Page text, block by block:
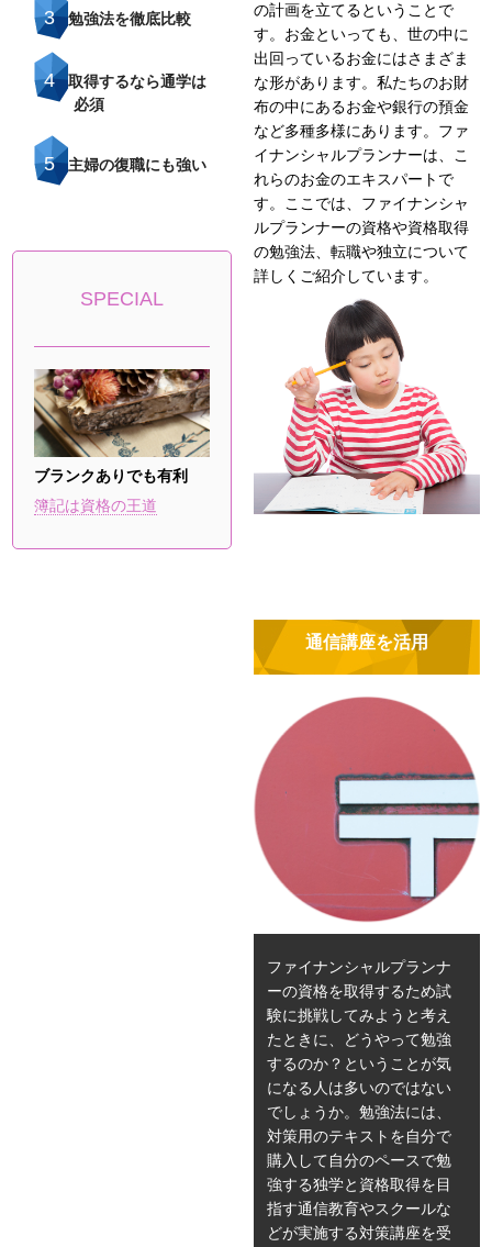
3 勉強法を徹底比較
4
取得するなら通学は
必須
5 主婦の復職にも強い
SPECIAL
ブランクありでも有利
簿記は資格の王道
の計画を立てるということで
す。お金といっても、世の中に
出回っているお金にはさまざま
な形があります。私たちのお財
布の中にあるお金や銀行の預金
など多種多様にあります。ファ
イナンシャルプランナーは、こ
れらのお金のエキスパートで
す。ここでは、ファイナンシャ
ルプランナーの資格や資格取得
の勉強法、転職や独立について
詳しくご紹介しています。
通信講座を活用
ファイナンシャルプランナ
ーの資格を取得するため試
験に挑戦してみようと考え
たときに、どうやって勉強
するのか？ということが気
になる人は多いのではない
でしょうか。勉強法には、
対策用のテキストを自分で
購入して自分のペースで勉
強する独学と資格取得を目
指す通信教育やスクールな
どが実施する対策講座を受